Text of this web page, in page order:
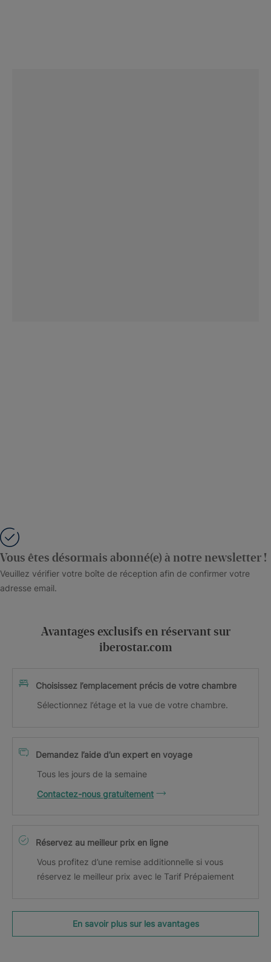
Vous êtes désormais abonné(e) à notre newsletter !
Veuillez vérifier votre boîte de réception afin de confirmer votre
adresse email.
Avantages exclusifs en réservant sur
iberostar.com
Choisissez l’emplacement précis de votre chambre
Sélectionnez l’étage et la vue de votre chambre.
Demandez l’aide d’un expert en voyage
Tous les jours de la semaine
Contactez-nous gratuitement
Réservez au meilleur prix en ligne
Vous profitez d’une remise additionnelle si vous
réservez le meilleur prix avec le Tarif Prépaiement
En savoir plus sur les avantages